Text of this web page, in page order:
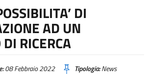
DI
AD UN
RICERCA
08 Febbraio 2022 Tipologia:News